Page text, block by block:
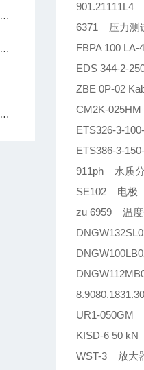
901.21111L4
6371 压力测
FBPA 100
EDS 344-2-
ZBE 0P-02
CM2K-
ETS326-3-
ETS386-3-
911ph 水质
SE102 电极
zu 6959 温度
UR1-050GM
KISD-6 50
WST-3 放大